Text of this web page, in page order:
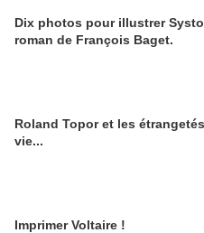
Dix photos pour illustrer
roman de François Baget.
Roland Topor et les
vie...
Imprimer Voltaire !